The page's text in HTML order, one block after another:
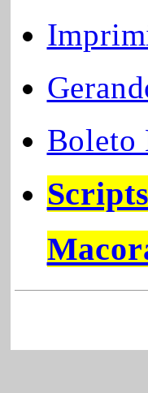
Boleto